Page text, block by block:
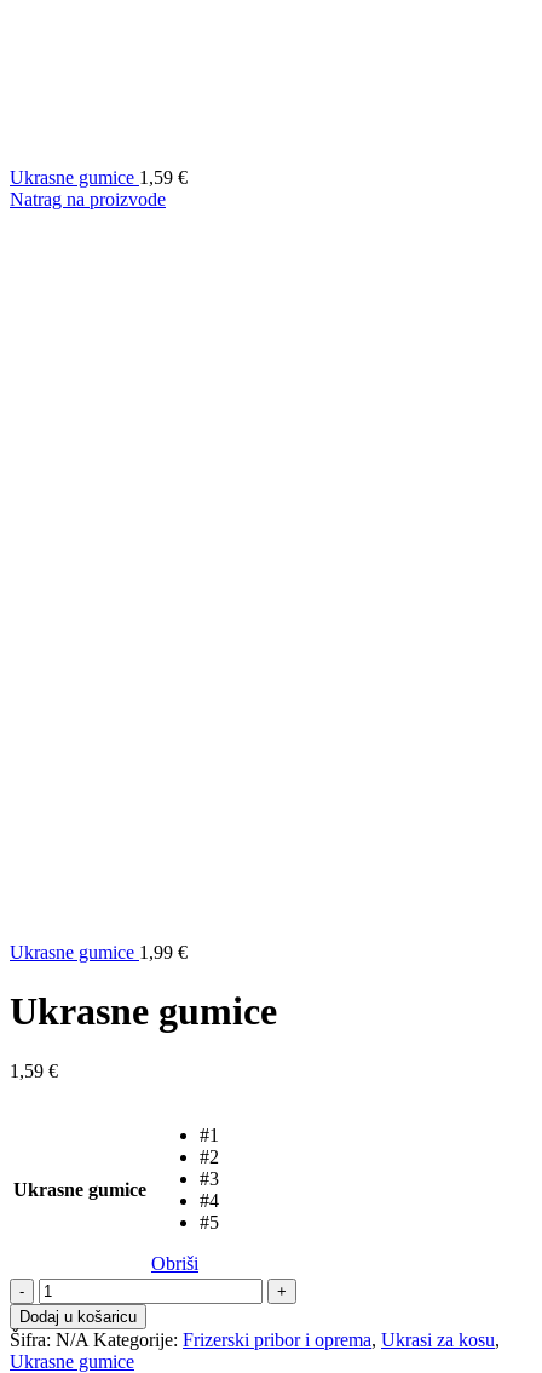
Ukrasne gumice 1,59 €
Natrag na proizvode
Ukrasne gumice 1,99 €
Ukrasne gumice
1,59 €
Ukrasne gumice
#1
#2
#3
#4
#5
Obriši
Ukrasne
gumice
količina
Dodaj u košaricu
Šifra: N/A Kategorije: Frizerski pribor i oprema, Ukrasi za kosu,
Ukrasne gumice